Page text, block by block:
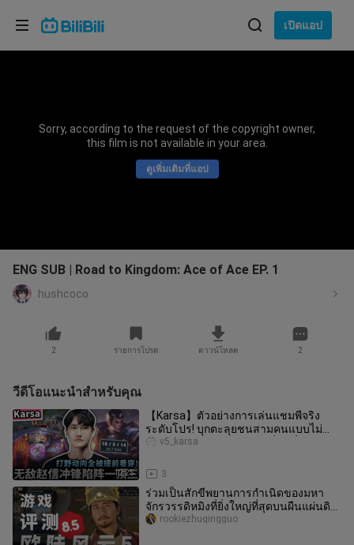
เปิดแอป
Sorry, according to the request of the copyright owner,
this film is not available in your area.
ดูเพิ่มเติมที่แอป
ENG SUB | Road to Kingdom: Ace of Ace EP. 1
hushcoco
2 รายการโปรด ดาวน์โหลด 2
วีดีโอแนะนำสำหรับคุณ
12:25
【Karsa】ตัวอย่างการเล่นแชมพีจริง
ระดับโปร! บุกตะลุยชนสามคนแบบไม่
ปราณี! การคาดเดาแนวเคลื่อนที่ของมิด
3
v5_karsa
ร่วมเป็นสักขีพยานการกำเนิดของมหา
จักรวรรดิหมิงที่ยิ่งใหญ่ที่สุดบนผืนแผ่นดิน!
| [Europa Universalis V/
rookiezhuqingguo
เลือกภาษา